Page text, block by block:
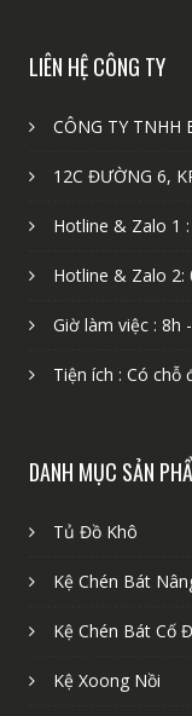
LIÊN HỆ CÔNG TY
CÔNG TY TNHH
12C ĐƯỜNG 6,
Hotline & Zalo 1
Hotline & Zalo 2:
Giờ làm việc : 8h
Tiện ích : Có chỗ
DANH MỤC SẢN
Tủ Đồ Khô
Kệ Chén Bát
Kệ Chén Bát Cố
Kệ Xoong Nồi